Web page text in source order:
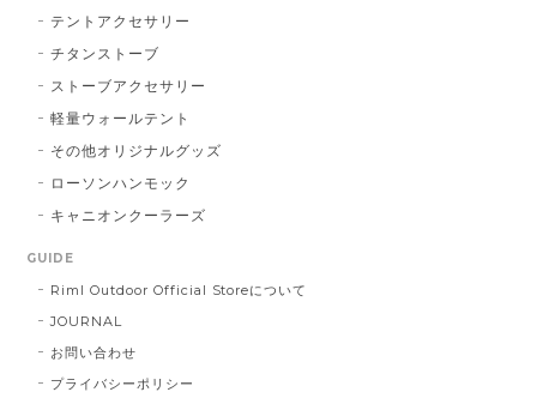
テントアクセサリー
チタンストーブ
ストーブアクセサリー
軽量ウォールテント
その他オリジナルグッズ
ローソンハンモック
キャニオンクーラーズ
GUIDE
Riml Outdoor Official Storeについて
JOURNAL
お問い合わせ
プライバシーポリシー